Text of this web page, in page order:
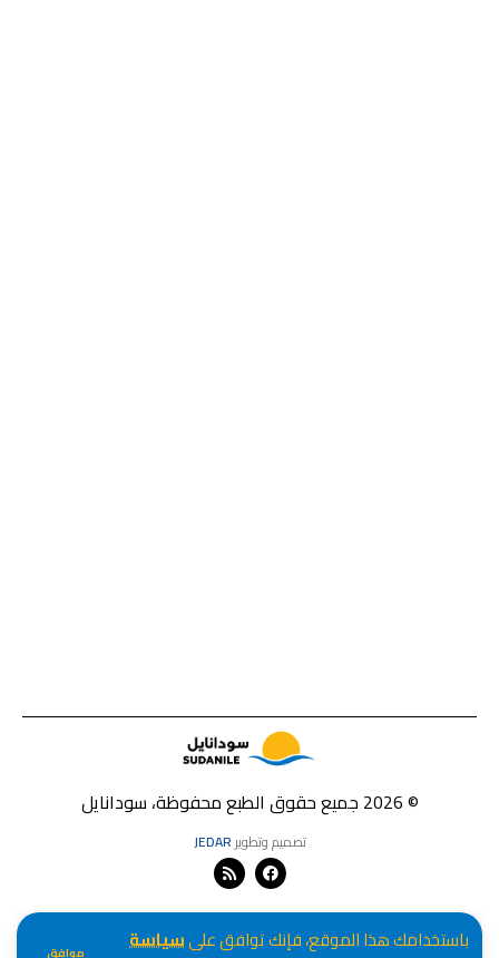
باستخدامك هذا الموقع، فإنك توافق علىسياسة
موافق
© 2026 جميع حقوق الطبع محفوظة، سودانايل
تصميم وتطويرJEDAR